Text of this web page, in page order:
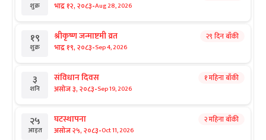
शुक्र भाद्र १२, २०८३-Aug 28, 2026
१९
शुक्र
श्रीकृष्ण जन्माष्टमी व्रत
भाद्र १९, २०८३-Sep 4, 2026
२९ दिन बाँकी
३
शनि
संविधान दिवस
असोज ३, २०८३-Sep 19, 2026
१ महिना बाँकी
२५
आइत
घटस्थापना
असोज २५, २०८३-Oct 11, 2026
२ महिना बाँकी